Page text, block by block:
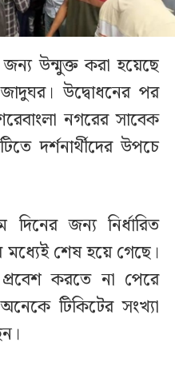
উন্মুক্ত করা হয়েছে
উদ্বোধনের পর
নগরের সাবেক
দর্শনার্থীদের উপচে
দিনের জন্য নির্ধারিত
শেষ হয়ে গেছে।
করতে না পেরে
টিকিটের সংখ্যা